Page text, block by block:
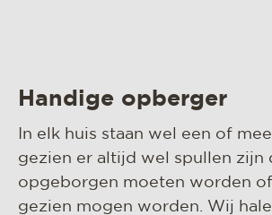
Handige opberger
In elk huis staan wel een of
gezien er altijd wel spullen zijn
opgeborgen moeten worden
gezien mogen worden. Wij